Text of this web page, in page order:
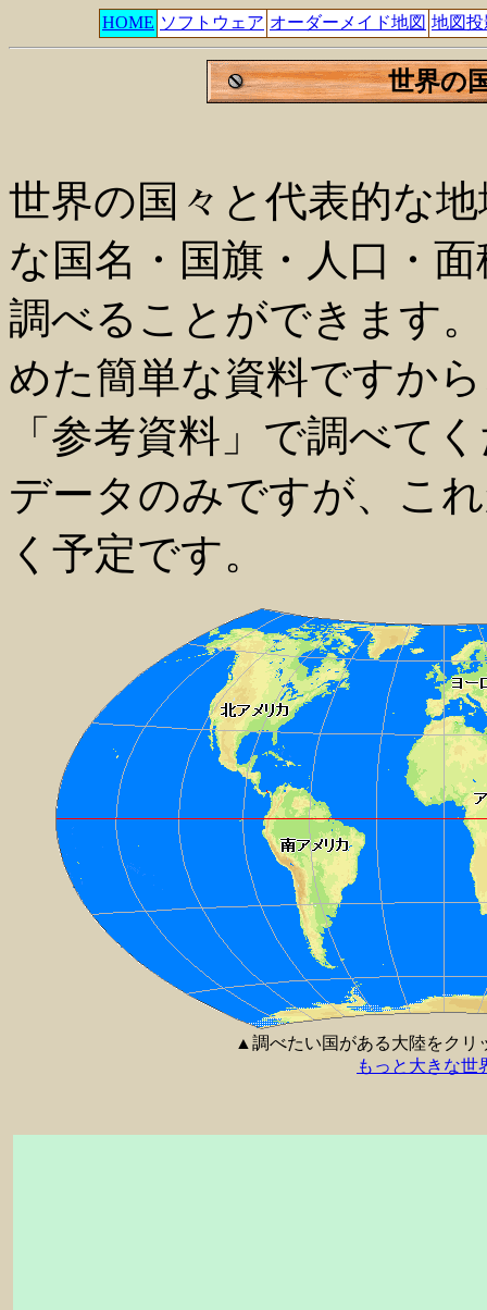
HOME ソフトウェア オーダーメイド地図 地図
世界の
世界の国々と代表的な
な国名・国旗・人口・
調べることができます
めた簡単な資料ですか
「参考資料」で調べて
データのみですが、こ
く予定です。
▲調べたい国がある大陸をク
もっと大きな世